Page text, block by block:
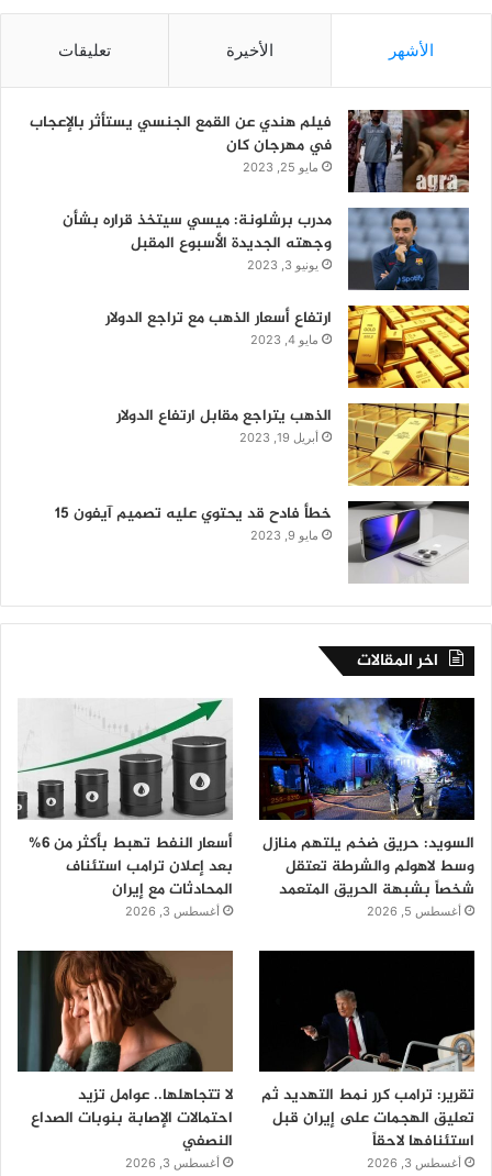
الأشهر الأخيرة تعليقات
فيلم هندي عن القمع الجنسي يستأثر بالإعجاب
في مهرجان كان
مايو 25, 2023
مدرب برشلونة: ميسي سيتخذ قراره بشأن
وجهته الجديدة الأسبوع المقبل
يونيو 3, 2023
ارتفاع أسعار الذهب مع تراجع الدولار
مايو 4, 2023
الذهب يتراجع مقابل ارتفاع الدولار
أبريل 19, 2023
خطأ فادح قد يحتوي عليه تصميم آيفون 15
مايو 9, 2023
اخر المقالات
السويد: حريق ضخم يلتهم منازل
وسط لاهولم والشرطة تعتقل
شخصاً بشبهة الحريق المتعمد
أغسطس 5, 2026
أسعار النفط تهبط بأكثر من 6%
بعد إعلان ترامب استئناف
المحادثات مع إيران
أغسطس 3, 2026
تقرير: ترامب كرر نمط التهديد ثم
تعليق الهجمات على إيران قبل
استئنافها لاحقاً
أغسطس 3, 2026
لا تتجاهلها.. عوامل تزيد
احتمالات الإصابة بنوبات الصداع
النصفي
أغسطس 3, 2026